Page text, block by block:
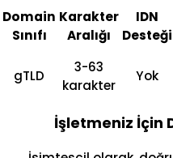
Domain
Sınıfı
Karakter
Aralığı
IDN
Desteği
gTLD
3-63
karakter
Yok
İşletmeniz İçin